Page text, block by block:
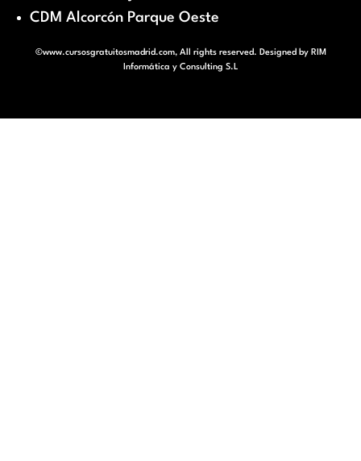
CDM Alcorcón Parque Oeste
©www.cursosgratuitosmadrid.com, All rights reserved. Designed by RIM
Informática y Consulting S.L